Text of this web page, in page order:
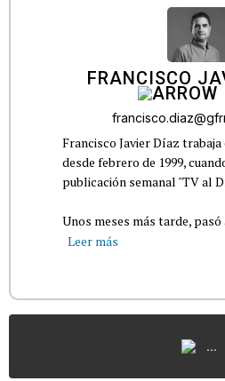
FRANCISCO
Francisco Javier Díaz
desde febrero de 1999,
publicación semanal "TV al
Unos meses más tarde,
Leer más
...